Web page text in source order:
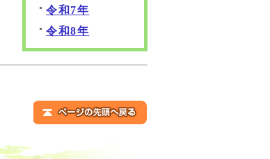
令和7年
令和8年